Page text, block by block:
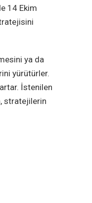
14 Ekim
ya da
yürütürler.
İstenilen
stratejilerin